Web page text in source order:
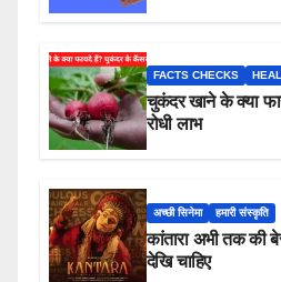
FACTS CHECKS
चुकंदर खाने के क्या
रोधी लाभ
अच्छी सिनेमा हमारी संस्कृति
कांतारा अभी तक की
देखि चाहिए